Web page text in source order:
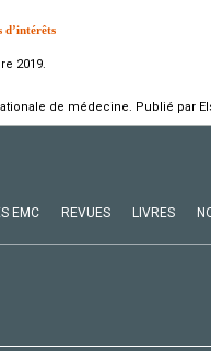
d’intérêts
2019.
de médecine. Publié par
EMC REVUES LIVRES